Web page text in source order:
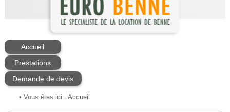
Accueil
Prestations
Demande de devis
• Vous êtes ici : Accueil